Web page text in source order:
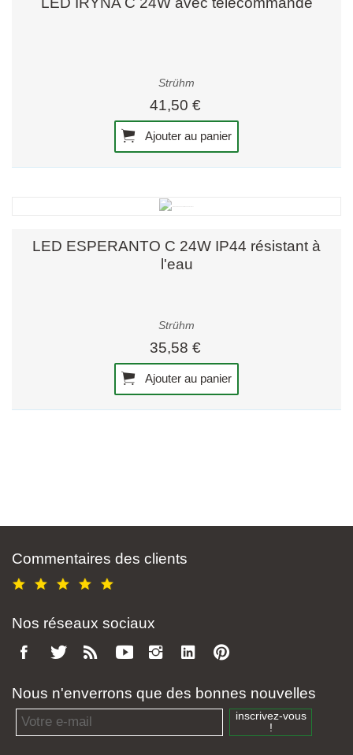
Strühm
41,50 €
Ajouter au panier
LED ESPERANTO C 24W IP44 résistant à
l'eau
Strühm
35,58 €
Ajouter au panier
Commentaires des clients
Nos réseaux sociaux
Nous n'enverrons que des bonnes nouvelles
Email address
inscrivez-vous
!